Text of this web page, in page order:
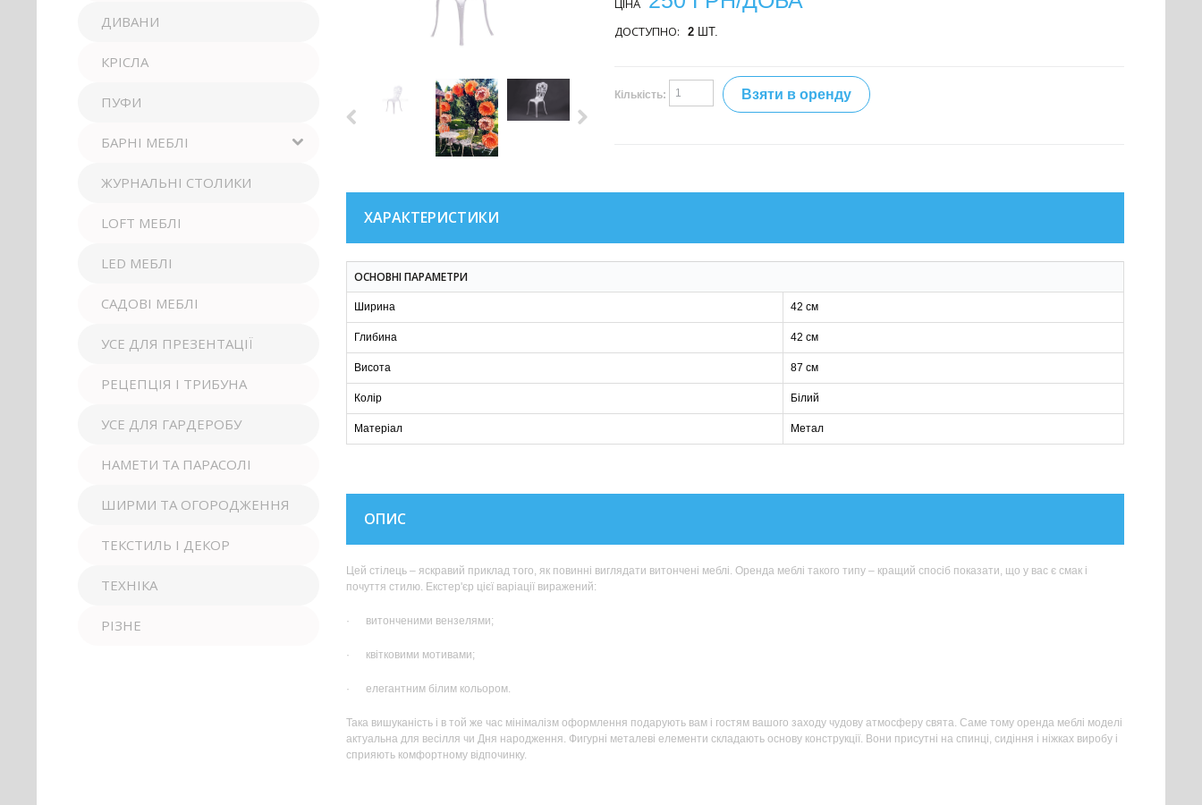
ЦІНА
ДОСТУПНО: 2ШТ.
Кількість: Взяти в оренду
ХАРАКТЕРИСТИКИ
ОСНОВНІ ПАРАМЕТРИ
Ширина 42 см
Глибина 42 см
Висота 87 см
Колір Білий
Матеріал Метал
ОПИС
Цей стілець – яскравий приклад того, як повинні виглядати витончені меблі. Оренда меблі такого типу – кращий спосіб показати, що у вас є смак і
почуття стилю. Екстер'єр цієї варіації виражений:
· витонченими вензелями;
· квітковими мотивами;
· елегантним білим кольором.
Така вишуканість і в той же час мінімалізм оформлення подарують вам і гостям вашого заходу чудову атмосферу свята. Саме тому оренда меблі моделі
актуальна для весілля чи Дня народження. Фигурні металеві елементи складають основу конструкції. Вони присутні на спинці, сидіння і ніжках виробу і
сприяють комфортному відпочинку.
ДИВАНИ
КРІСЛА
ПУФИ
БАРНІ МЕБЛІ
ЖУРНАЛЬНІ СТОЛИКИ
LOFT МЕБЛІ
LED МЕБЛІ
САДОВІ МЕБЛІ
УСЕ ДЛЯ ПРЕЗЕНТАЦІЇ
РЕЦЕПЦІЯ І ТРИБУНА
УСЕ ДЛЯ ГАРДЕРОБУ
НАМЕТИ ТА ПАРАСОЛІ
ШИРМИ ТА ОГОРОДЖЕННЯ
ТЕКСТИЛЬ І ДЕКОР
ТЕХНІКА
РІЗНЕ